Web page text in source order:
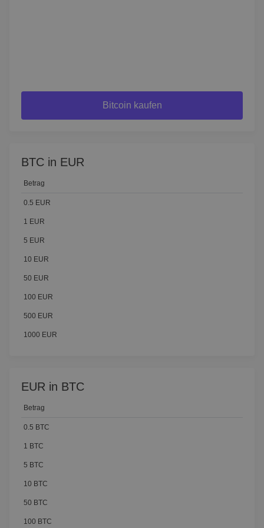
Bitcoin kaufen
BTC in EUR
Betrag
0.5 EUR
1 EUR
5 EUR
10 EUR
50 EUR
100 EUR
500 EUR
1000 EUR
EUR in BTC
Betrag
0.5 BTC
1 BTC
5 BTC
10 BTC
50 BTC
100 BTC